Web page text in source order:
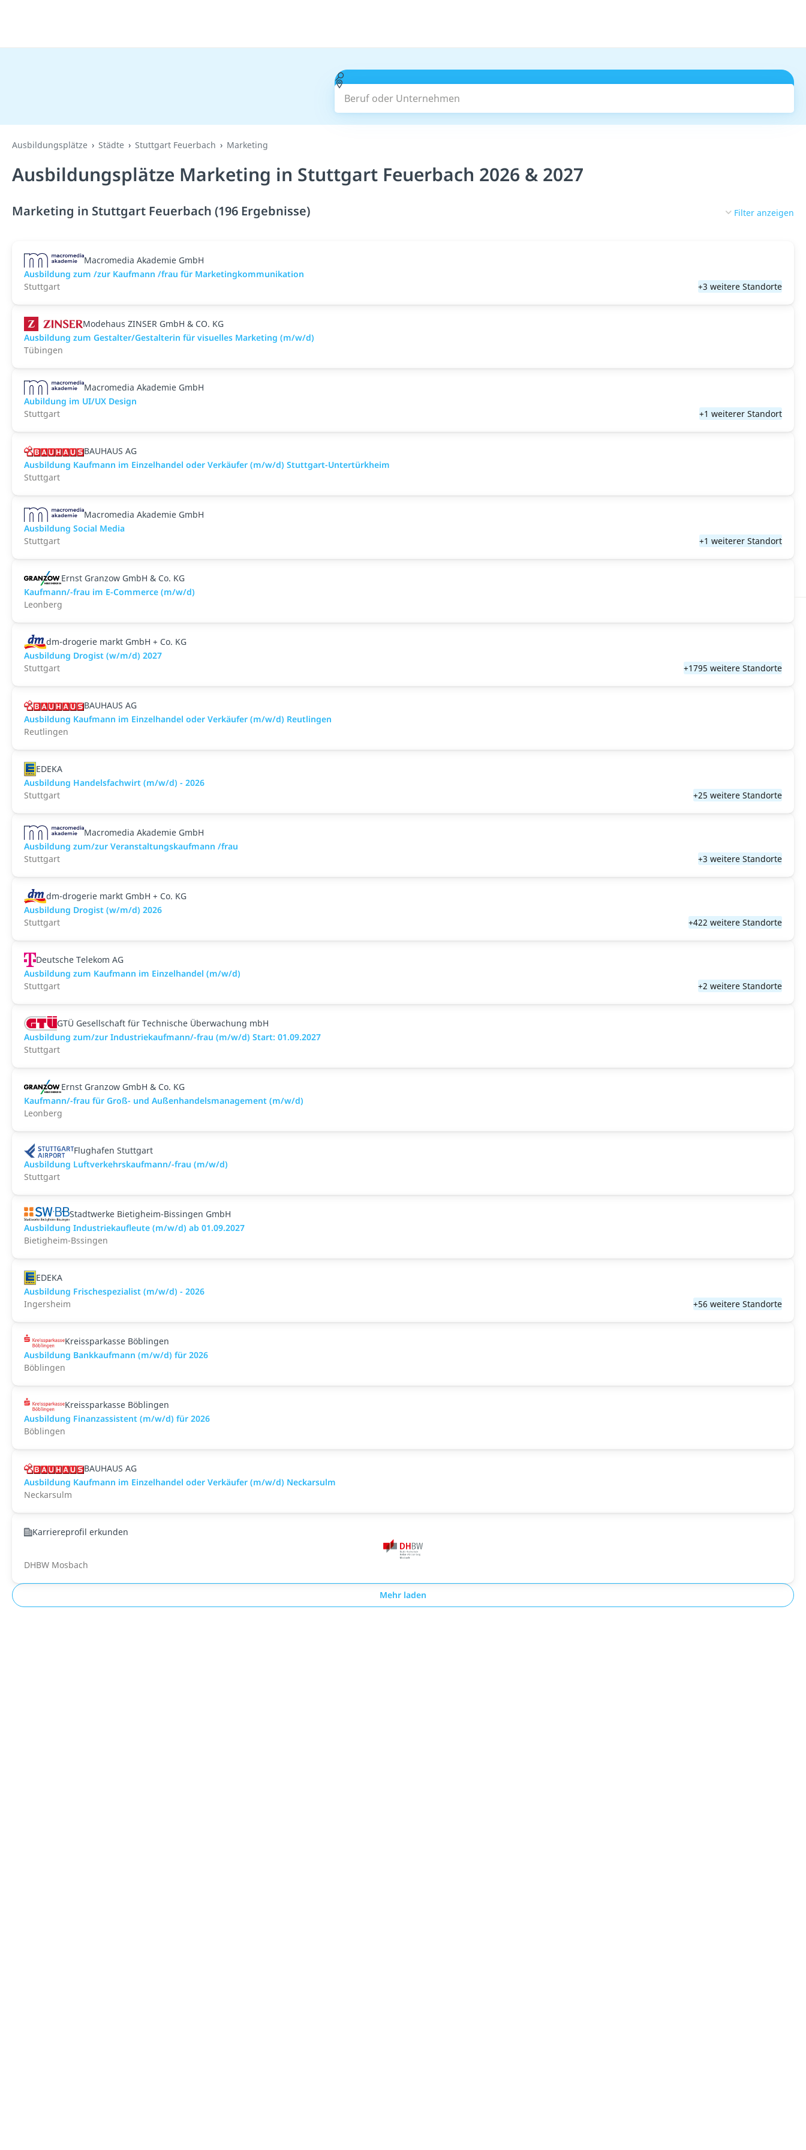
Beruf oder Unternehmen
Ausbildungsplätze Städte Stuttgart Feuerbach Marketing
Ausbildungsplätze Marketing in Stuttgart Feuerbach 2026 & 2027
Marketing in Stuttgart Feuerbach (196 Ergebnisse) Filter anzeigen
Macromedia Akademie GmbH
Ausbildung zum /zur Kaufmann /frau für Marketingkommunikation
Stuttgart
+3 weitere Standorte
Modehaus ZINSER GmbH & CO. KG
Ausbildung zum Gestalter/Gestalterin für visuelles Marketing (m/w/d)
Tübingen
Macromedia Akademie GmbH
Aubildung im UI/UX Design
Stuttgart
+1 weiterer Standort
BAUHAUS AG
Ausbildung Kaufmann im Einzelhandel oder Verkäufer (m/w/d) Stuttgart-Untertürkheim
Stuttgart
Macromedia Akademie GmbH
Ausbildung Social Media
Stuttgart
+1 weiterer Standort
Ernst Granzow GmbH & Co. KG
Kaufmann/-frau im E-Commerce (m/w/d)
Leonberg
dm-drogerie markt GmbH + Co. KG
Ausbildung Drogist (w/m/d) 2027
Stuttgart
+1795 weitere Standorte
BAUHAUS AG
Ausbildung Kaufmann im Einzelhandel oder Verkäufer (m/w/d) Reutlingen
Reutlingen
EDEKA
Ausbildung Handelsfachwirt (m/w/d) - 2026
Stuttgart
+25 weitere Standorte
Macromedia Akademie GmbH
Ausbildung zum/zur Veranstaltungs­kaufmann /frau
Stuttgart
+3 weitere Standorte
dm-drogerie markt GmbH + Co. KG
Ausbildung Drogist (w/m/d) 2026
Stuttgart
+422 weitere Standorte
Deutsche Telekom AG
Ausbildung zum Kaufmann im Einzelhandel (m/w/d)
Stuttgart
+2 weitere Standorte
GTÜ Gesellschaft für Technische Überwachung mbH
Ausbildung zum/zur Industriekaufmann/-frau (m/w/d) Start: 01.09.2027
Stuttgart
Ernst Granzow GmbH & Co. KG
Kaufmann/-frau für Groß- und Außenhandelsmanagement (m/w/d)
Leonberg
Flughafen Stuttgart
Ausbildung Luftverkehrskaufmann/-frau (m/w/d)
Stuttgart
Stadtwerke Bietigheim-Bissingen GmbH
Ausbildung Industriekaufleute (m/w/d) ab 01.09.2027
Bietigheim-Bssingen
EDEKA
Ausbildung Frischespezialist (m/w/d) - 2026
Ingersheim
+56 weitere Standorte
Kreissparkasse Böblingen
Ausbildung Bankkaufmann (m/w/d) für 2026
Böblingen
Kreissparkasse Böblingen
Ausbildung Finanzassistent (m/w/d) für 2026
Böblingen
BAUHAUS AG
Ausbildung Kaufmann im Einzelhandel oder Verkäufer (m/w/d) Neckarsulm
Neckarsulm
Karriereprofil erkunden
DHBW Mosbach
Mehr laden